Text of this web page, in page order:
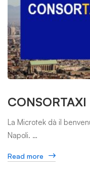
La Microtek dà il
Napoli. …
Read more